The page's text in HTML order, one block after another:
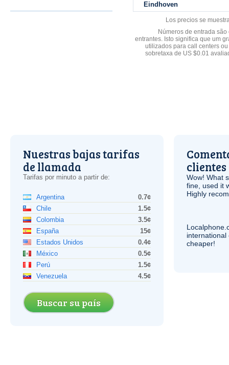
Eindhoven
Los precios se
Números de entrada
entrantes. Isto significa que um
utilizados para call centers
sobretaxa de US $0.01
Nuestras bajas tarifas
de llamada
Tarifas por minuto a partir de:
Argentina
0.7¢
Chile
1.5¢
Colombia
3.5¢
España
15¢
Estados Unidos
0.4¢
México
0.5¢
Perú
1.5¢
Venezuela
4.5¢
Buscar su país
clientes
Wow! What
fine, used it
Highly
international
cheaper!